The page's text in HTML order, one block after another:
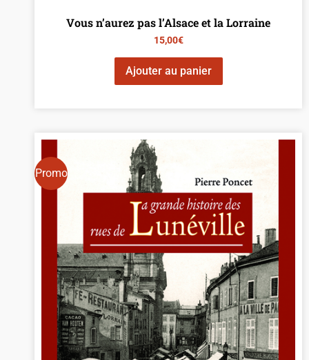
Vous n’aurez pas l’Alsace et la Lorraine
15,00€
Ajouter au panier
Promo